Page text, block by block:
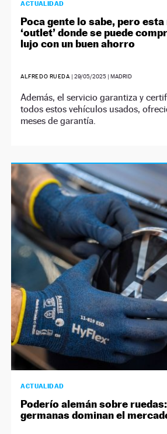
ACTUALIDAD
Poca gente lo sabe, pero
‘outlet’ donde se puede
lujo con un buen ahorro
ALFREDO RUEDA |29/05/2025 | MADRID
Además, el servicio garantiza y
todos estos vehículos usados,
meses de garantía.
ACTUALIDAD
Poderío alemán sobre
germanas dominan el